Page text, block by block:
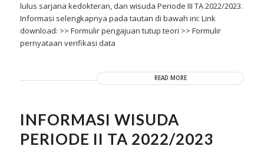
lulus sarjana kedokteran, dan wisuda Periode III TA 2022/2023.
Informasi selengkapnya pada tautan di bawah ini: Link
download: >> Formulir pengajuan tutup teori >> Formulir
pernyataan verifikasi data
READ MORE
INFORMASI WISUDA
PERIODE II TA 2022/2023